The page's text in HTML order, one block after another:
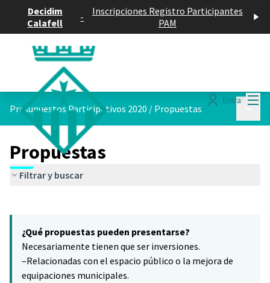
Decidim
Calafell
-
Inscripciones Registro Participantes
PAM
Entra
Presupuestos Participativos 2020 / Propuestas
Propuestas
Filtrar y buscar
−
¿Qué propuestas pueden presentarse?
Necesariamente tienen que ser inversiones.
–Relacionadas con el espacio público o la mejora de
equipaciones municipales.